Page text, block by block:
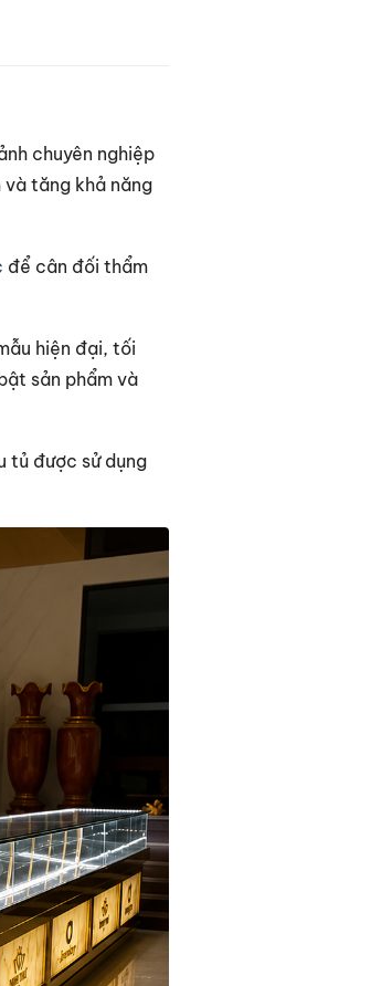
chuyên nghiệp
tăng khả năng
để cân đối thẩm
hiện đại, tối
sản phẩm và
tủ được sử dụng